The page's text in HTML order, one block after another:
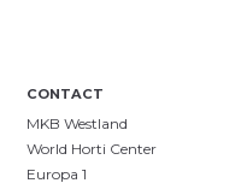
CONTACT
MKB Westland
World Horti Center
Europa 1